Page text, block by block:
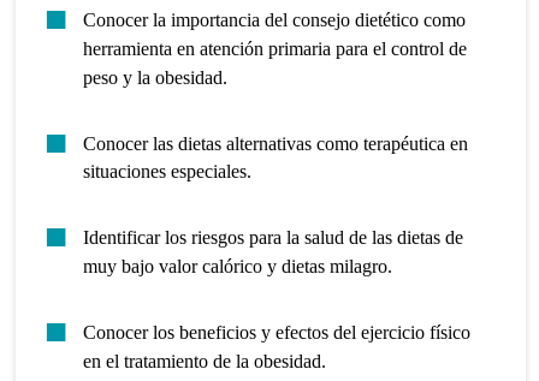
Conocer la importancia del consejo dietético como
herramienta en atención primaria para el control de
peso y laobesidad.
Conocer las dietas alternativas como terapéutica en
situaciones especiales.
Identificar los riesgos para la salud de las dietas de
muy bajo valor calórico y dietas milagro.
Conocer los beneficios y efectos del ejercicio físico
en el tratamiento de la obesidad.